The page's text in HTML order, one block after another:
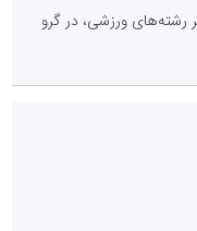
ورزشی، در گرو